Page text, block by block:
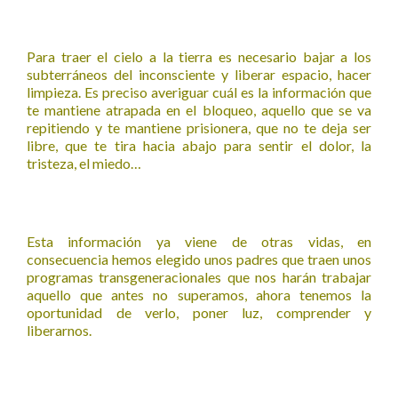
Para traer el cielo a la tierra es necesario bajar a los
subterráneos del inconsciente y liberar espacio, hacer
limpieza. Es preciso averiguar cuál es la información que
te mantiene atrapada en el bloqueo, aquello que se va
repitiendo y te mantiene prisionera, que no te deja ser
libre, que te tira hacia abajo para sentir el dolor, la
tristeza, el miedo…
Esta información ya viene de otras vidas, en
consecuencia hemos elegido unos padres que traen unos
programas transgeneracionales que nos harán trabajar
aquello que antes no superamos, ahora tenemos la
oportunidad de verlo, poner luz, comprender y
liberarnos.